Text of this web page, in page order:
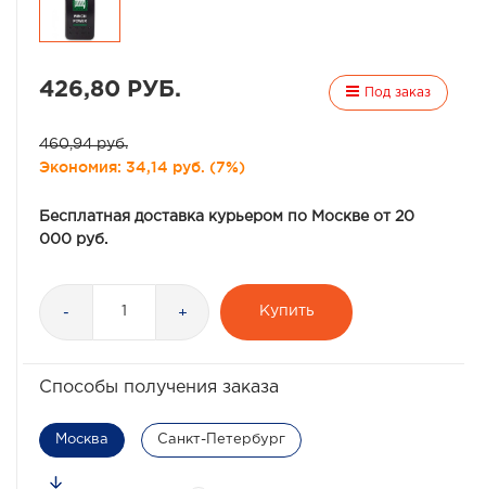
426,80 РУБ. Под заказ
460,94 руб.
Экономия: 34,14 руб. (7%)
Бесплатная доставка курьером по Москве от 20
000 руб.
- + Купить
Способы получения заказа
Москва Санкт-Петербург